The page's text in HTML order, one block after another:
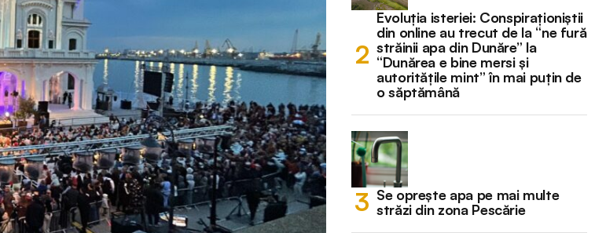
Evoluția isteriei: Conspiraționiștii
din online au trecut de la “ne fură
străinii apa din Dunăre” la
“Dunărea e bine mersi și
autoritățile mint” în mai puțin de
o săptămână
Se oprește apa pe mai multe
străzi din zona Pescărie